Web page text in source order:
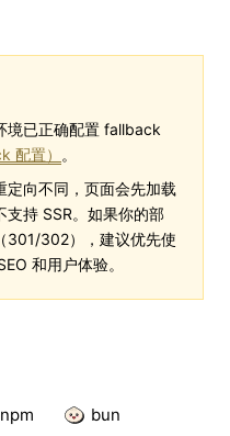
境已正确配置 fallback
配置）
。
定向不同，页面会先加载
支持 SSR。如果你的部
301/302），建议优先使
和用户体验。
bun